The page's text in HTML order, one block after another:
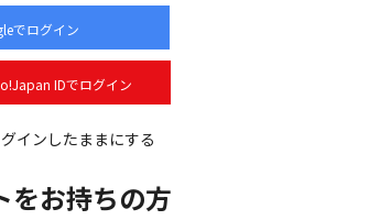
でログイン
IDでログイン
インしたままにする
お持ちの方